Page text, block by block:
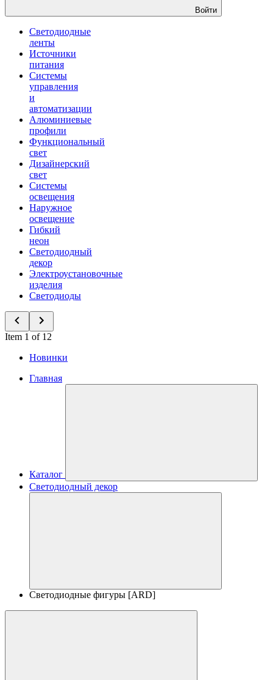
Войти
Светодиодные
ленты
Источники
питания
Системы
управления
и
автоматизации
Алюминиевые
профили
Функциональный
свет
Дизайнерский
свет
Системы
освещения
Наружное
освещение
Гибкий
неон
Светодиодный
декор
Электроустановочные
изделия
Светодиоды
Item 1 of 12
Новинки
Главная
Каталог
Светодиодный декор
Светодиодные фигуры [ARD]